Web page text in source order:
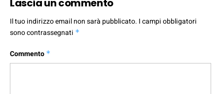
Lascia un commento
Il tuo indirizzo email non sarà pubblicato. I campi obbligatori
sono contrassegnati *
Commento *